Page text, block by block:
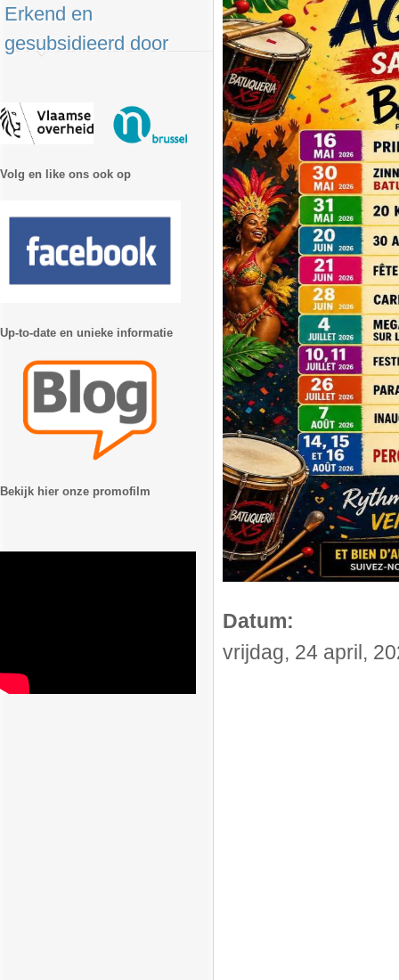
Datum:
vrijdag, 24 april,
Erkend en
gesubsidieerd door
Volg en like ons ook op
Up-to-date en unieke informatie
Bekijk hier onze promofilm